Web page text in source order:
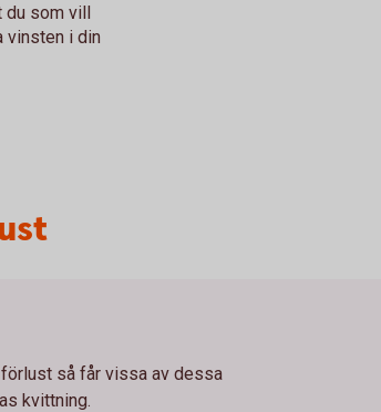
du som vill
vinsten i din
så får vissa av dessa
kvittning.